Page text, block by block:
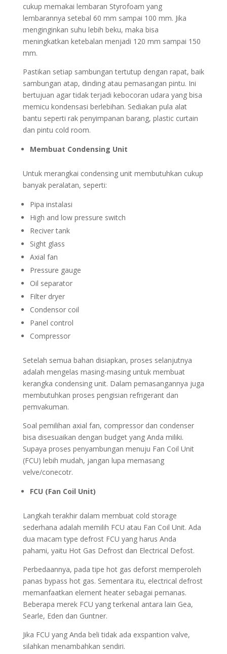
cukup memakai lembaran Styrofoam yang
lembarannya setebal 60 mm sampai 100 mm. Jika
menginginkan suhu lebih beku, maka bisa
meningkatkan ketebalan menjadi 120 mm sampai 150
mm.
Pastikan setiap sambungan tertutup dengan rapat, baik
sambungan atap, dinding atau pemasangan pintu. Ini
bertujuan agar tidak terjadi kebocoran udara yang bisa
memicu kondensasi berlebihan. Sediakan pula alat
bantu seperti rak penyimpanan barang, plastic curtain
dan pintu cold room.
Membuat Condensing Unit
Untuk merangkai condensing unit membutuhkan cukup
banyak peralatan, seperti:
Pipa instalasi
High and low pressure switch
Reciver tank
Sight glass
Axial fan
Pressure gauge
Oil separator
Filter dryer
Condensor coil
Panel control
Compressor
Setelah semua bahan disiapkan, proses selanjutnya
adalah mengelas masing-masing untuk membuat
kerangka condensing unit. Dalam pemasangannya juga
membutuhkan proses pengisian refrigerant dan
pemvakuman.
Soal pemilihan axial fan, compressor dan condenser
bisa disesuaikan dengan budget yang Anda miliki.
Supaya proses penyambungan menuju Fan Coil Unit
(FCU) lebih mudah, jangan lupa memasang
velve/conecotr.
FCU (Fan Coil Unit)
Langkah terakhir dalam membuat cold storage
sederhana adalah memilih FCU atau Fan Coil Unit. Ada
dua macam type defrost FCU yang harus Anda
pahami, yaitu Hot Gas Defrost dan Electrical Defost.
Perbedaannya, pada tipe hot gas deforst memperoleh
panas bypass hot gas. Sementara itu, electrical defrost
memanfaatkan element heater sebagai pemanas.
Beberapa merek FCU yang terkenal antara lain Gea,
Searle, Eden dan Guntner.
Jika FCU yang Anda beli tidak ada exspantion valve,
silahkan menambahkan sendiri.